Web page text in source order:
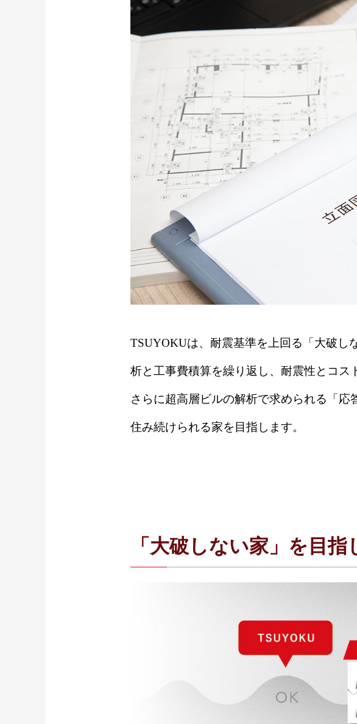
TSUYOKUは、耐震基準を上回る「大破し
析と工事費積算を繰り返し、耐震性とコス
さらに超高層ビルの解析で求められる「
住み続けられる家を目指します。
「大破しない家」を目指